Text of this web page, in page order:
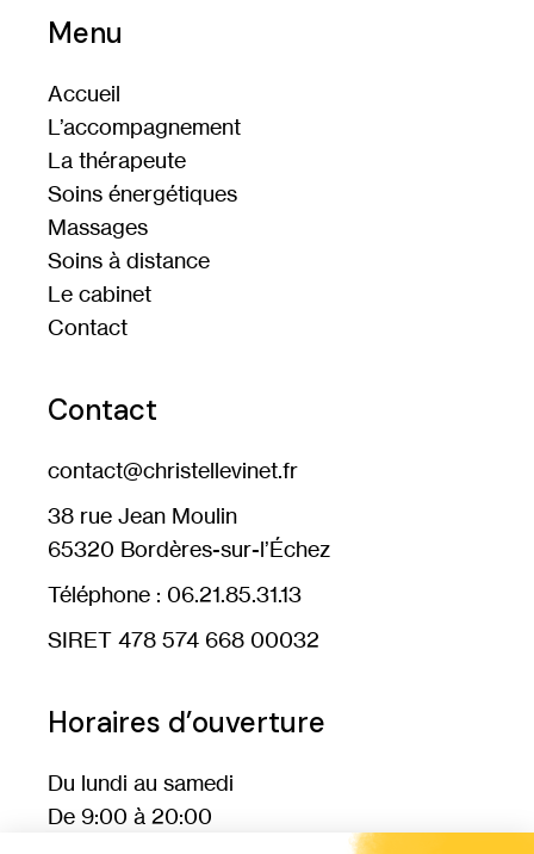
Menu
Accueil
L’accompagnement
La thérapeute
Soins énergétiques
Massages
Soins à distance
Le cabinet
Contact
Contact
contact@christellevinet.fr
38 rue Jean Moulin
65320 Bordères-sur-l’Échez
Téléphone : 06.21.85.31.13
SIRET 478 574 668 00032
Horaires d’ouverture
Du lundi au samedi
De 9:00 à 20:00